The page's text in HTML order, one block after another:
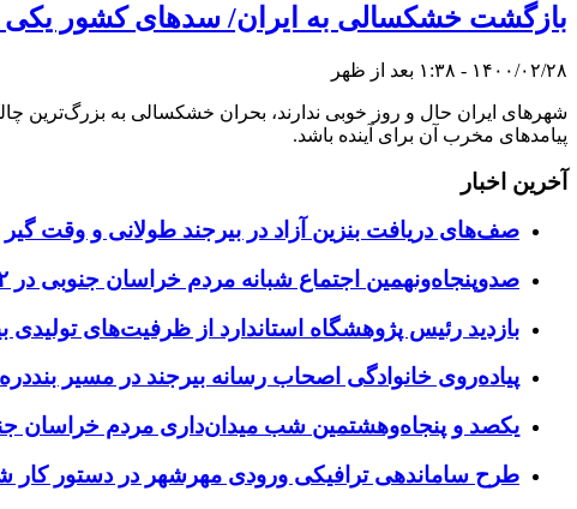
بازگشت خشکسالی به ایران/ سدهای کشور یکی
۱۴۰۰/۰۲/۲۸ - ۱:۳۸ بعد از ظهر
شهرهای ایران حال و روز خوبی ندارند، بحران خشکسالی به بزرگ‌ترین
پیامدهای مخرب آن برای آینده باشد.
آخرین اخبار
صف‌های دریافت بنزین آزاد در بیرجند طولانی و وقت گیر
صدوپنجاه‌ونهمین اجتماع شبانه مردم خراسان جنوبی در ۱۲ شهرستان برگزار شد
بازدید رئیس پژوهشگاه استاندارد از ظرفیت‌های
پیاده‌روی خانوادگی اصحاب رسانه بیرجند در مسیر
یکصد و پنجاه‌وهشتمین شب میدان‌داری مردم خراسان
طرح ساماندهی ترافیکی ورودی مهرشهر در دستور کار